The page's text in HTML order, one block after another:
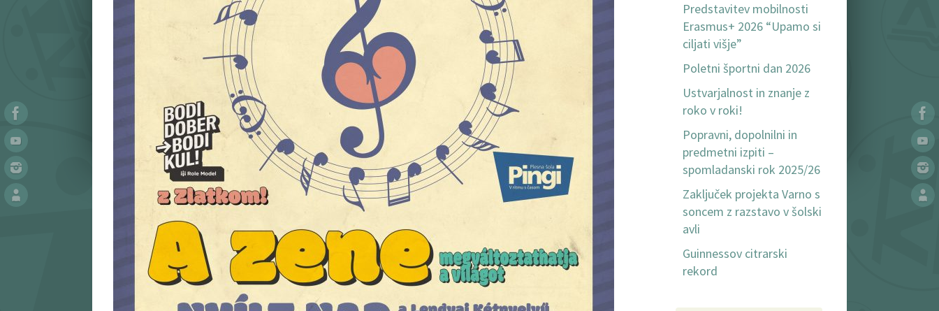
Predstavitev mobilnosti
Erasmus+ 2026 “Upamo si
ciljati višje”
Poletni športni dan 2026
Ustvarjalnost in znanje z
roko v roki!
Popravni, dopolnilni in
predmetni izpiti –
spomladanski rok 2025/26
Zaključek projekta Varno s
soncem z razstavo v šolski
avli
Guinnessov citrarski
rekord